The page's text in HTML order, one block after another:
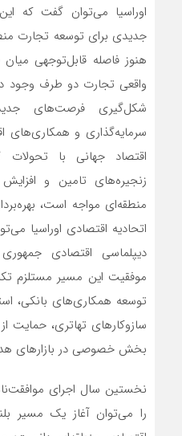
اوراسیا می‌توان گفت که
جدیدی برای توسعه تجارت
هنوز فاصله قابل‌توجهی
واقعی تجارت دو طرف وجود
شکل‌گیری فرصت‌های جدید
سرمایه‌گذاری و
اقتصاد جهانی با تحولات
زنجیره‌های تامین و
منطقه‌ای مواجه است،
اتحادیه اقتصادی اوراسیا
دیپلماسی اقتصادی
موفقیت این مسیر مستلزم
توسعه همکاری‌های بانکی،
سازوکارهای تهاتری، حمایت
بخش خصوصی در بازارهای
نخستین سال اجرای
را می‌توان آغاز یک مسیر